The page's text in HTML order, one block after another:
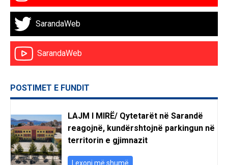
SarandaWeb
SarandaWeb
POSTIMET E FUNDIT
LAJM I MIRË/ Qytetarët në Sarandë
reagojnë, kundërshtojnë parkingun në
territorin e gjimnazit
Lexoni më shumë